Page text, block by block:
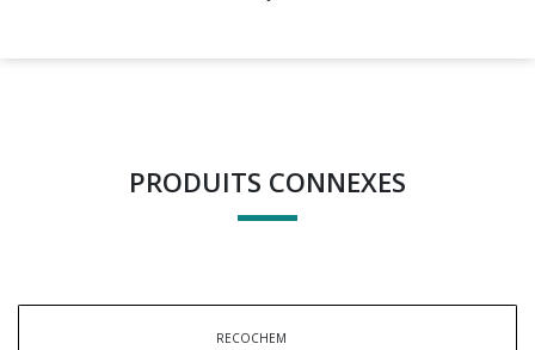
PRODUITS CONNEXES
RECOCHEM